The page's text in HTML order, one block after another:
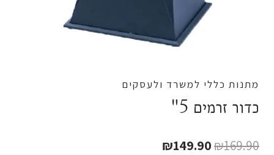
מתנות כללי למשרד ולעסקים
כדור זרמים 5"
₪169.90
המחיר ₪149.90